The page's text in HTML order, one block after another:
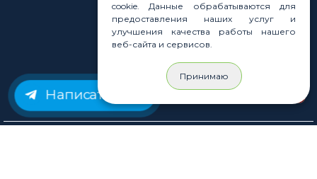
Статьи
Новости
Карта сайта
Написать нам
cookie. Данные обрабатываются для
предоставления наших услуг и
улучшения качества работы нашего
веб-сайта и сервисов.
Принимаю